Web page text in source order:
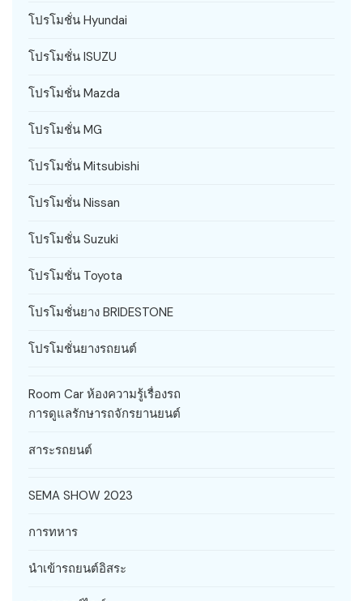
โปรโมชั่น Hyundai
โปรโมชั่น ISUZU
โปรโมชั่น Mazda
โปรโมชั่น MG
โปรโมชั่น Mitsubishi
โปรโมชั่น Nissan
โปรโมชั่น Suzuki
โปรโมชั่น Toyota
โปรโมชั่นยาง BRIDESTONE
โปรโมชั่นยางรถยนต์
Room Car ห้องความรู้เรื่องรถ
การดูแลรักษารถจักรยานยนต์
สาระรถยนต์
SEMA SHOW 2023
การทหาร
นำเข้ารถยนต์อิสระ